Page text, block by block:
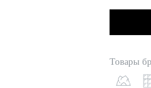
Товары